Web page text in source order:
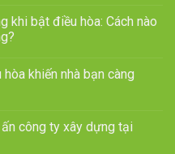
khi bật điều hòa: Cách nào
khiến nhà bạn càng
công ty xây dựng tại